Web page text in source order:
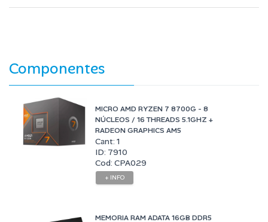
Componentes
MICRO AMD RYZEN 7 8700G - 8
NÚCLEOS / 16 THREADS 5.1GHZ +
RADEON GRAPHICS AM5
Cant: 1
ID: 7910
Cod: CPA029
+ INFO
MEMORIA RAM ADATA 16GB DDR5